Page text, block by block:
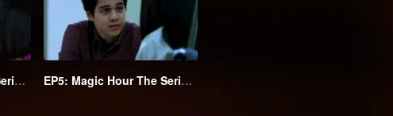
EP4: Magic Hour The Series S2 EP5: Magic Hour The Series S2